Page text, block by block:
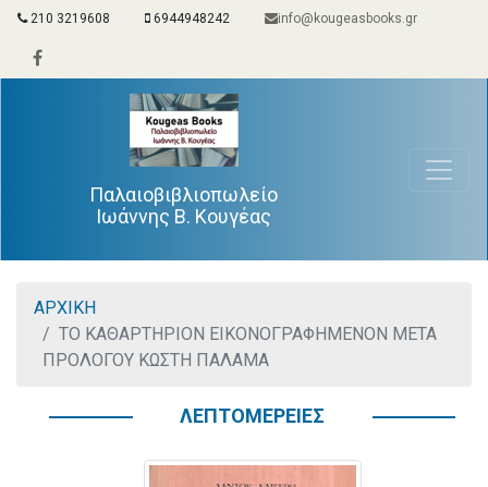
210 3219608 6944948242 info@kougeasbooks.gr
Παλαιοβιβλιοπωλείο
Ιωάννης Β. Κουγέας
ΑΡΧΙΚΗ
ΤΟ ΚΑΘΑΡΤΗΡΙΟΝ ΕΙΚΟΝΟΓΡΑΦΗΜΕΝΟΝ ΜΕΤΑ
ΠΡΟΛΟΓΟΥ ΚΩΣΤΗ ΠΑΛΑΜΑ
ΛΕΠΤΟΜΕΡΕΙΕΣ